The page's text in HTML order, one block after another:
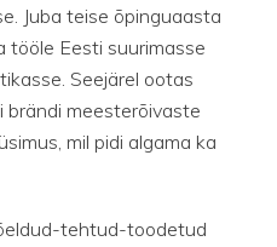
Juba teise õpinguaasta
tööle Eesti suurimasse
Seejärel ootas
meesterõivaste
mil pidi algama ka
tehtud-toodetud